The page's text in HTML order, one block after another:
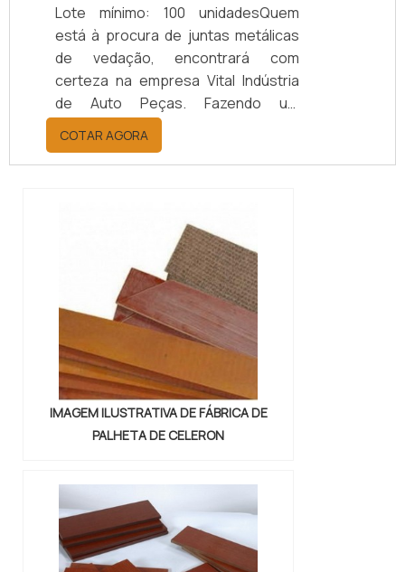
Lote mínimo: 100 unidadesQuem
está à procura de juntas metálicas
de vedação, encontrará com
certeza na empresa Vital Indústria
de Auto Peças. Fazendo um
orçamento por meio da maior
empresa da área, é possível achar a
sofisticação, qualidade e preço
vedação, com a melhor mão de obra
da Vital Indústria de Auto Peças, o
cliente receberá ótima qualidade
com responsabilidade ambient...
COTAR AGORA
IMAGEM ILUSTRATIVA DE FÁBRICA DE
PALHETA DE CELERON